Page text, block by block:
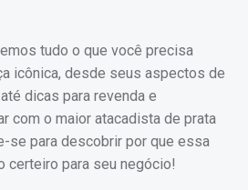
tudo o que você precisa
icônica, desde seus aspectos de
dicas para revenda e
com o maior atacadista de prata
se para descobrir por que essa
certeiro para seu negócio!